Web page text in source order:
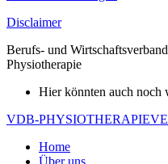
Disclaimer
Berufs- und
Physiotherapie
Hier könnten auch noch
VDB-
Home
Über uns